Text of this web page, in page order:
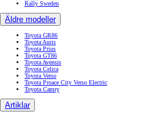
Rally Sweden
Äldre modeller
Toyota GR86
Toyota Auris
Toyota Prius
Toyota GT86
Toyota Avensis
Toyota Celica
Toyota Verso
Toyota Proace City Verso Electric
Toyota Camry
Artiklar